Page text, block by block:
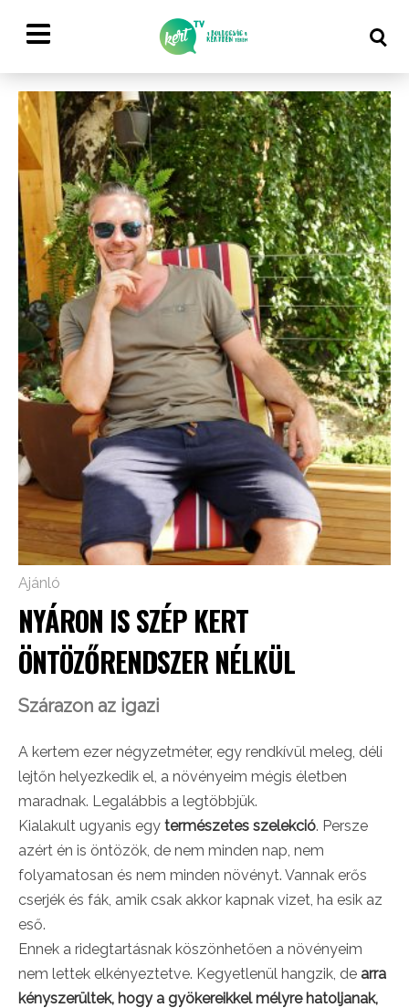
Ajánló
NYÁRON IS SZÉP KERT
ÖNTÖZŐRENDSZER NÉLKÜL
Szárazon az igazi
A kertem ezer négyzetméter, egy rendkívül meleg, déli
lejtőn helyezkedik el, a növényeim mégis életben
maradnak. Legalábbis a legtöbbjük.
Kialakult ugyanis egy természetes szelekció. Persze
azért én is öntözök, de nem minden nap, nem
folyamatosan és nem minden növényt. Vannak erős
cserjék és fák, amik csak akkor kapnak vizet, ha esik az
eső.
Ennek a ridegtartásnak köszönhetően a növényeim
nem lettek elkényeztetve. Kegyetlenül hangzik, de arra
kényszerültek, hogy a gyökereikkel mélyre hatoljanak,